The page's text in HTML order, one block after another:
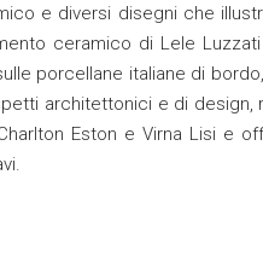
e diversi disegni che
ceramico di Lele
porcellane italiane di
architettonici e di
Eston e Virna Lisi e